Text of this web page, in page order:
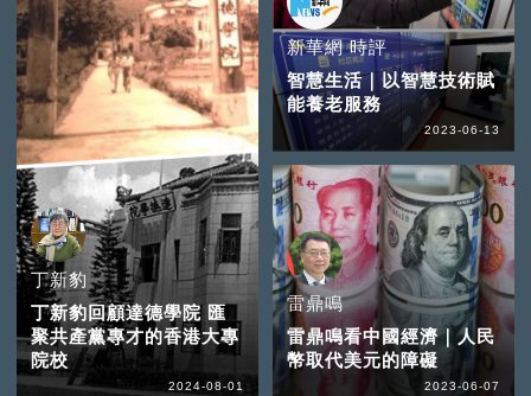
丁新豹
丁新豹回顧達德學院 匯
聚共產黨專才的香港大專
院校
2024-08-01
新華網 時評
智慧生活｜以智慧技術賦
能養老服務
2023-06-13
雷鼎鳴
雷鼎鳴看中國經濟｜人民
幣取代美元的障礙
2023-06-07